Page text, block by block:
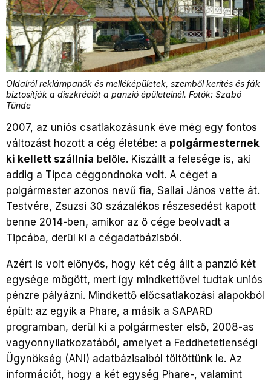
Oldalról reklámpanók és melléképületek, szemből kerítés és fák
biztosítják a diszkréciót a panzió épületeinél. Fotók: Szabó
Tünde
2007, az uniós csatlakozásunk éve még egy fontos
változást hozott a cég életébe: a polgármesternek
ki kellett szállnia belőle. Kiszállt a felesége is, aki
addig a Tipca céggondnoka volt. A céget a
polgármester azonos nevű fia, Sallai János vette át.
Testvére, Zsuzsi 30 százalékos részesedést kapott
benne 2014-ben, amikor az ő cége beolvadt a
Tipcába, derül ki a cégadatbázisból.
Azért is volt előnyös, hogy két cég állt a panzió két
egysége mögött, mert így mindkettővel tudtak uniós
pénzre pályázni. Mindkettő előcsatlakozási alapokból
épült: az egyik a Phare, a másik a SAPARD
programban, derül ki a polgármester első, 2008-as
vagyonnyilatkozatából, amelyet a Feddhetetlenségi
Ügynökség (ANI) adatbázisaiból töltöttünk le. Az
információt, hogy a két egység Phare-, valamint